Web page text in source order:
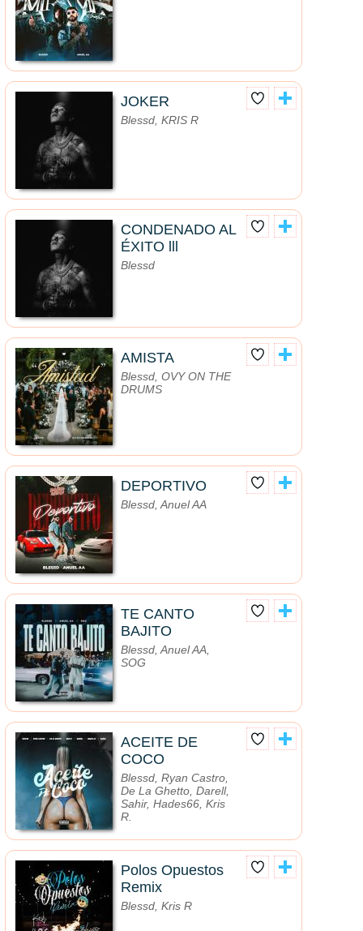
JOKER
Blessd, KRIS R
CONDENADO AL
ÉXITO lll
Blessd
AMISTA
Blessd, OVY ON THE
DRUMS
DEPORTIVO
Blessd, Anuel AA
TE CANTO
BAJITO
Blessd, Anuel AA,
SOG
ACEITE DE
COCO
Blessd, Ryan Castro,
De La Ghetto, Darell,
Sahir, Hades66, Kris
R.
Polos Opuestos
Remix
Blessd, Kris R